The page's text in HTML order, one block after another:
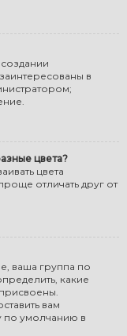
в
цвета?
цвета
отличать друг от
ваша группа по
какие
вам
по умолчанию в